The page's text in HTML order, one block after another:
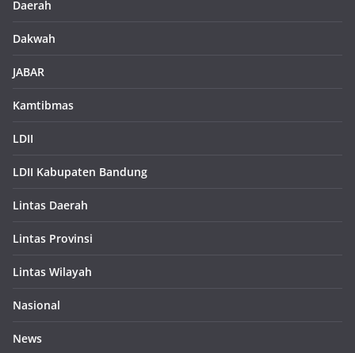
Daerah
Dakwah
JABAR
Kamtibmas
LDII
LDII Kabupaten Bandung
Lintas Daerah
Lintas Provinsi
Lintas Wilayah
Nasional
News